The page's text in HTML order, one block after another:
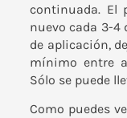
continuada. El
nuevo cada 3-4
de aplicación,
mínimo entre
Sólo se puede
Como puedes